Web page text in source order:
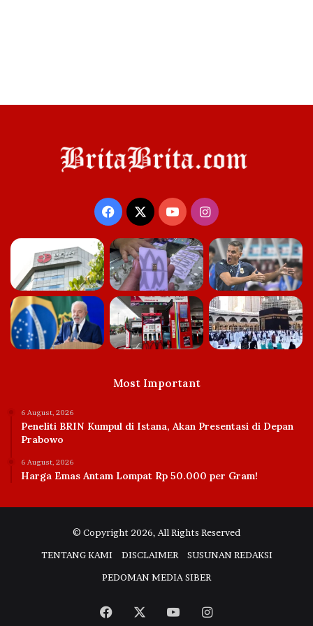
Facebook
X YouTubeInstagram
Most Important
6 August, 2026
Peneliti BRIN Kumpul di Istana, Akan Presentasi di Depan
Prabowo
6 August, 2026
Harga Emas Antam Lompat Rp 50.000 per Gram!
© Copyright 2026, All Rights Reserved
TENTANG KAMI
DISCLAIMER
SUSUNAN REDAKSI
PEDOMAN MEDIA SIBER
Facebook YouTubeInstagram